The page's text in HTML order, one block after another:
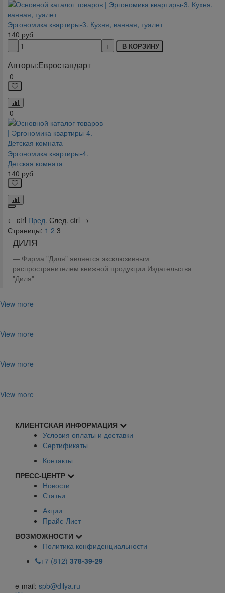
Эргономика квартиры-3. Кухня, ванная, туалет
140 руб
В КОРЗИНУ
Авторы:Евростандарт
0
0
Эргономика квартиры-4.
Детская комната
140 руб
← ctrl Пред. След. ctrl →
Страницы: 1 2 3
ДИЛЯ
Фирма "Диля" является эксклюзивным
распространителем книжной продукции Издательства
"Диля"
View more
View more
View more
View more
КЛИЕНТСКАЯ ИНФОРМАЦИЯ
Условия оплаты и доставки
Сертификаты
Контакты
ПРЕСС-ЦЕНТР
Новости
Статьи
Акции
Прайс-Лист
ВОЗМОЖНОСТИ
Политика конфиденциальности
+7 (812) 378-39-29
e-mail: spb@dilya.ru